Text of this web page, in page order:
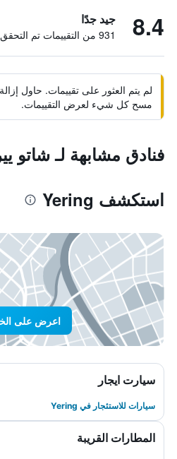
8.4 جيد جدًا
931 من التقييمات تم التحقق منها
لم يتم العثور على تقييمات. حاول
مسح كل شيء لعرض التقييمات.
فنادق مشابهة لـ شاتو
استكشف Yering
اعرض على
سيارت ايجار
سيارات للاستئجار في Yering
المطارات القريبة